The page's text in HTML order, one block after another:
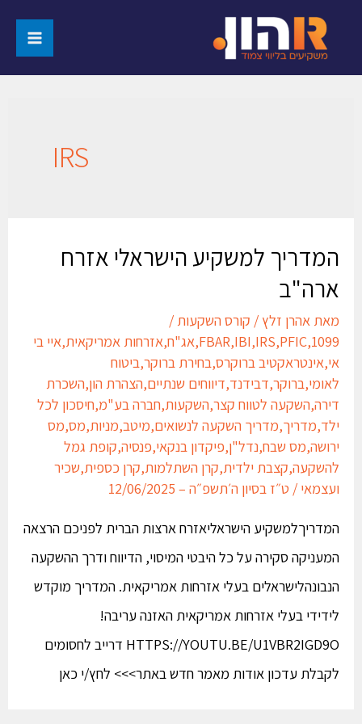
IRS
המדריך למשקיע הישראלי אזרח
ארה"ב
מאתאהרן זלץ/קורס השקעות/
1099
,
FBAR,IBI,IRS,PFIC
,אג"ח,אזרחות אמריקאית,איי בי
אי,אינטראקטיב ברוקרס,בחירת ברוקר,ביטוח
לאומי,ברוקר,דבידנד,דיווחים שנתיים,הצהרת הון,השכרת
דירה,השקעה לטווח קצר,השקעות,חברה בע"מ,חיסכון לכל
ילד,מדריך,מדריך השקעה לנשואים,מיטב,מניות,מס,מס
ירושה,מס שבח,נדל"ן,פיקדון בנקאי,פנסיה,קופת גמל
להשקעה,קצבת ילדית,קרן השתלמות,קרן כספית,שכיר
ועצמאי/ט״ז בסיון ה׳תשפ״ה – 12/06/2025
המדריךלמשקיע הישראליאזרח ארצות הברית לפניכם הרצאה
המעניקה סקירה על כל היבטי המיסוי, הדיווח ודרך ההשקעה
הנבונהלישראלים בעלי אזרחות אמריקאית. המדריך מוקדש
לידידי בעלי אזרחות אמריקאית האזנה עריבה!
HTTPS://YOUTU.BE/U1VBR2IGD9O דרייב לחסומים
לקבלת עדכון אודות מאמר חדש באתר>>> לחץ/י כאן